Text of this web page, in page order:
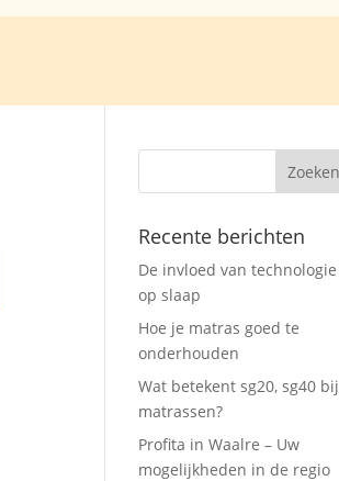
Recente berichten
De invloed van technologie
op slaap
Hoe je matras goed te
onderhouden
Wat betekent sg20, sg40 bij
matrassen?
Profita in Waalre – Uw
mogelijkheden in de regio